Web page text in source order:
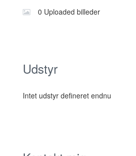
0 Uploaded billeder
Udstyr
Intet udstyr defineret endnu